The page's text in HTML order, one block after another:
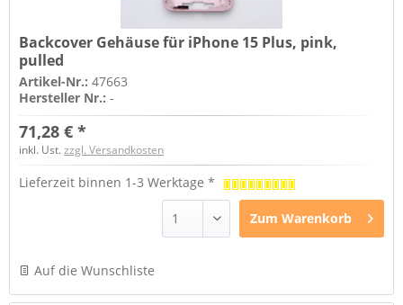
Backcover Gehäuse für iPhone 15 Plus, pink,
pulled
Artikel-Nr.:47663
Hersteller Nr.:-
71,28 € *
inkl. Ust.zzgl. Versandkosten
Lieferzeit binnen 1-3 Werktage *
Zum Warenkorb
Auf die Wunschliste